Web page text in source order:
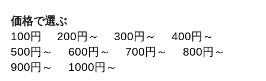
価格で選ぶ
100円
200円～ 300円～
400円～
500円～
600円～ 700円～
800円～
900円～
1000円～